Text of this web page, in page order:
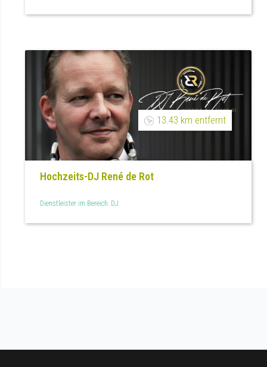
13.43 km entfernt
Hochzeits-DJ René de Rot
Dienstleister im Bereich: DJ